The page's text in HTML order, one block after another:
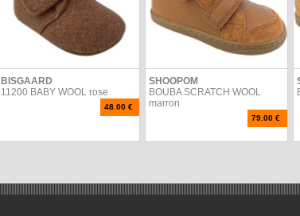
BISGAARD
11200 BABY WOOL rose
48.00 €
SHOOPOM
BOUBA SCRATCH WOOL
marron
79.00 €